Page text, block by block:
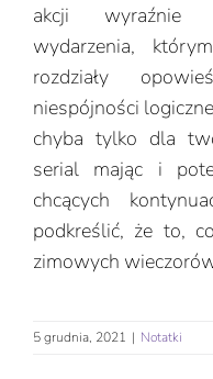
akcji wyraźnie
wydarzenia,
rozdziały
niespójności
chyba tylko dla
serial mając i
chcących
podkreślić, że to,
zimowych
5 grudnia, 2021 | Notatki